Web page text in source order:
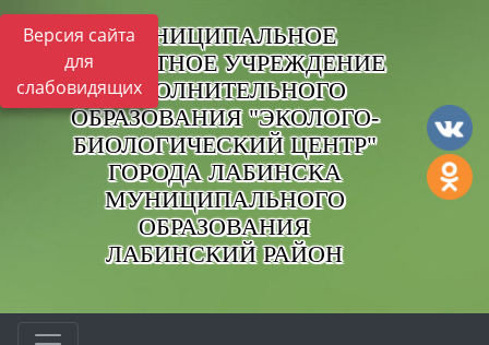
Версия сайта
для
слабовидящих
МУНИЦИПАЛЬНОЕ
БЮДЖЕТНОЕ УЧРЕЖДЕНИЕ
ДОПОЛНИТЕЛЬНОГО
ОБРАЗОВАНИЯ "ЭКОЛОГО-
БИОЛОГИЧЕСКИЙ ЦЕНТР"
ГОРОДА ЛАБИНСКА
МУНИЦИПАЛЬНОГО
ОБРАЗОВАНИЯ
ЛАБИНСКИЙ РАЙОН